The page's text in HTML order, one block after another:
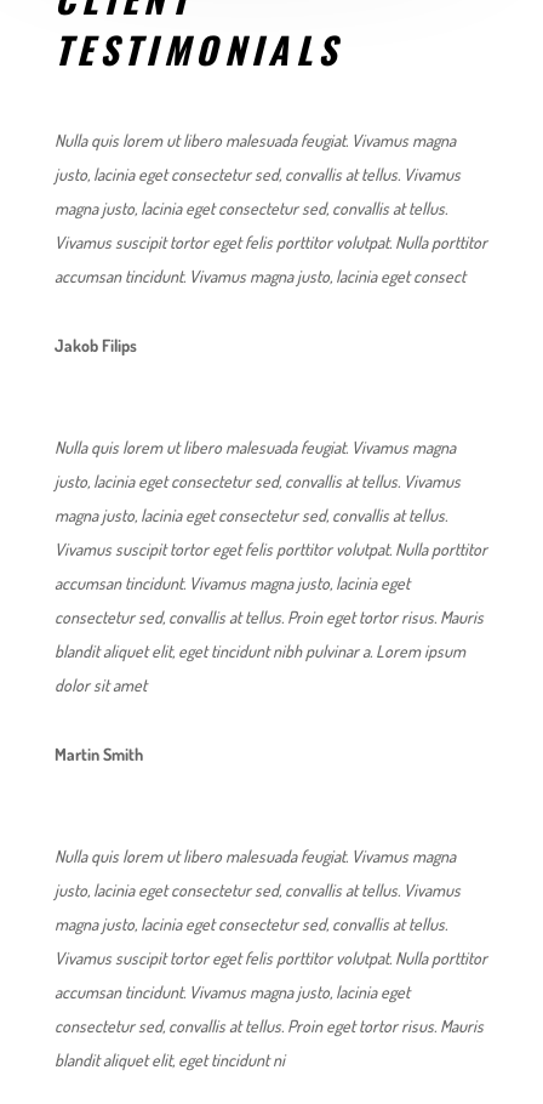
TESTIMONIALS
Nulla quis lorem ut libero malesuada feugiat. Vivamus magna
justo, lacinia eget consectetur sed, convallis at tellus. Vivamus
magna justo, lacinia eget consectetur sed, convallis at tellus.
Vivamus suscipit tortor eget felis porttitor volutpat. Nulla porttitor
accumsan tincidunt. Vivamus magna justo, lacinia eget consect
Jakob Filips
Nulla quis lorem ut libero malesuada feugiat. Vivamus magna
justo, lacinia eget consectetur sed, convallis at tellus. Vivamus
magna justo, lacinia eget consectetur sed, convallis at tellus.
Vivamus suscipit tortor eget felis porttitor volutpat. Nulla porttitor
accumsan tincidunt. Vivamus magna justo, lacinia eget
consectetur sed, convallis at tellus. Proin eget tortor risus. Mauris
blandit aliquet elit, eget tincidunt nibh pulvinar a. Lorem ipsum
dolor sit amet
Martin Smith
Nulla quis lorem ut libero malesuada feugiat. Vivamus magna
justo, lacinia eget consectetur sed, convallis at tellus. Vivamus
magna justo, lacinia eget consectetur sed, convallis at tellus.
Vivamus suscipit tortor eget felis porttitor volutpat. Nulla porttitor
accumsan tincidunt. Vivamus magna justo, lacinia eget
consectetur sed, convallis at tellus. Proin eget tortor risus. Mauris
blandit aliquet elit, eget tincidunt ni